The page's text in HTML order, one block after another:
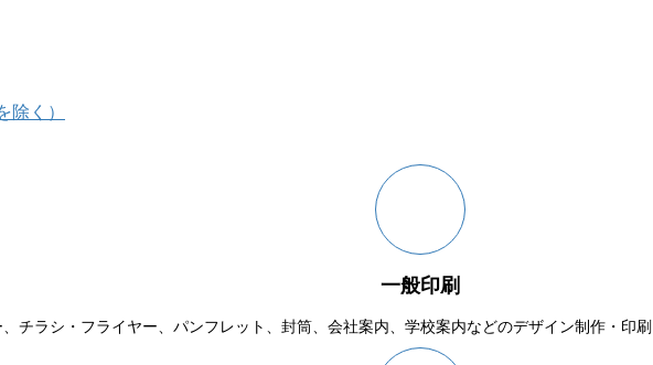
一般印刷
チラシ・フライヤー、パンフレット、封筒、会社案内、学校案内などのデザイン制作・印